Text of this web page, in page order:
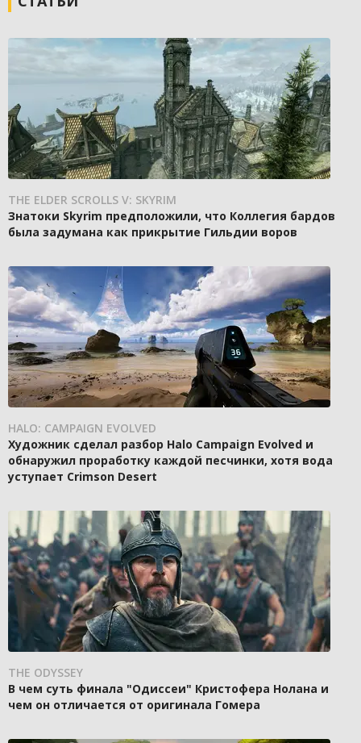
THE ELDER SCROLLS V: SKYRIM
Знатоки Skyrim предположили, что Коллегия бардов
была задумана как прикрытие Гильдии воров
HALO: CAMPAIGN EVOLVED
Художник сделал разбор Halo Campaign Evolved и
обнаружил проработку каждой песчинки, хотя вода
уступает Crimson Desert
THE ODYSSEY
В чем суть финала "Одиссеи" Кристофера Нолана и
чем он отличается от оригинала Гомера